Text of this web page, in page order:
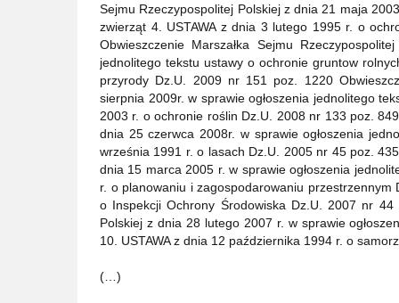
Sejmu Rzeczypospolitej Polskiej z dnia 21 maja
zwierząt 4. USTAWA z dnia 3 lutego 1995 r. o
Obwieszczenie Marszałka Sejmu
jednolitego tekstu ustawy o ochronie gruntow
przyrody Dz.U. 2009 nr 151 poz. 1220
sierpnia 2009r. w sprawie ogłoszenia jednolitego
2003 r. o ochronie roślin Dz.U. 2008 nr 133 poz.
dnia 25 czerwca 2008r. w sprawie ogłoszenia
września 1991 r. o lasach Dz.U. 2005 nr 45 poz.
dnia 15 marca 2005 r. w sprawie ogłoszenia
r. o planowaniu i zagospodarowaniu
o Inspekcji Ochrony Środowiska Dz.U. 2007 nr 44
Polskiej z dnia 28 lutego 2007 r. w sprawie
10. USTAWA z dnia 12 października 1994 r. o
(…)